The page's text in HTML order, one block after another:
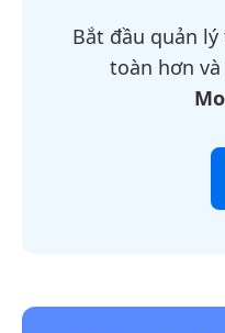
Bắt đầu quản
toàn hơn